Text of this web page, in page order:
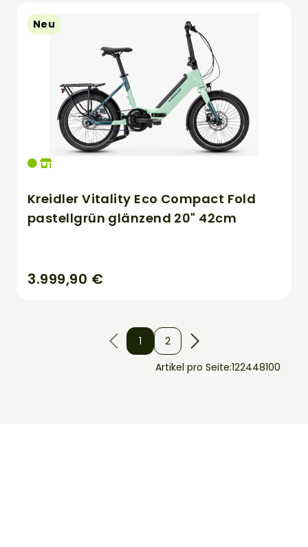
Neu
Kreidler Vitality Eco Compact Fold
pastellgrün glänzend 20" 42cm
3.999,90 €
1
2
Artikel pro Seite:122448100